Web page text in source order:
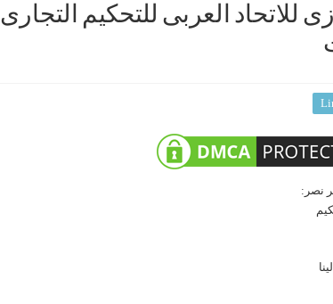
للاتحاد العربى للتحكيم التجارى
نصر: